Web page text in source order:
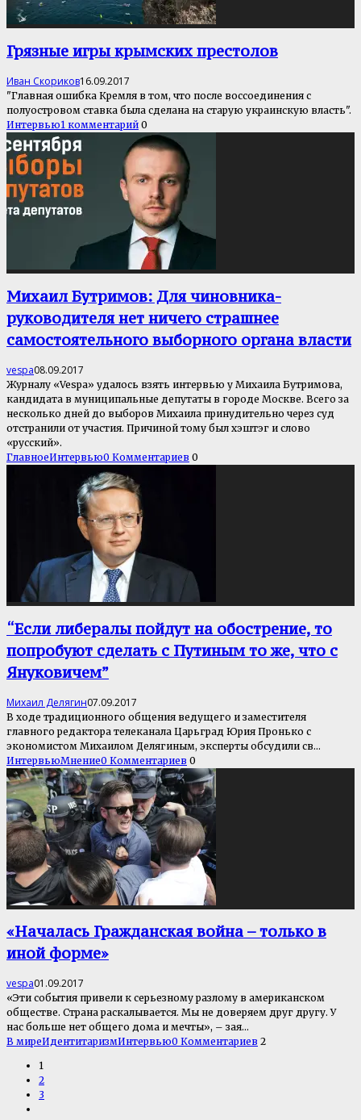
Грязные игры крымских престолов
Иван Скориков16.09.2017
"Главная ошибка Кремля в том, что после воссоединения с
полуостровом ставка была сделана на старую украинскую власть".
Интервью1 комментарий 0
Михаил Бутримов: Для чиновника-
руководителя нет ничего страшнее
самостоятельного выборного органа власти
vespa08.09.2017
Журналу «Vespa» удалось взять интервью у Михаила Бутримова,
кандидата в муниципальные депутаты в городе Москве. Всего за
несколько дней до выборов Михаила принудительно через суд
отстранили от участия. Причиной тому был хэштэг и слово
«русский».
ГлавноеИнтервью0 Комментариев 0
“Если либералы пойдут на обострение, то
попробуют сделать с Путиным то же, что с
Януковичем”
Михаил Делягин07.09.2017
В ходе традиционного общения ведущего и заместителя
главного редактора телеканала Царьград Юрия Пронько с
экономистом Михаилом Делягиным, эксперты обсудили св...
ИнтервьюМнение0 Комментариев 0
«Началась Гражданская война – только в
иной форме»
vespa01.09.2017
«Эти события привели к серьезному разлому в американском
обществе. Страна раскалывается. Мы не доверяем друг другу. У
нас больше нет общего дома и мечты», – зая...
В миреИдентитаризмИнтервью0 Комментариев 2
1
2
3